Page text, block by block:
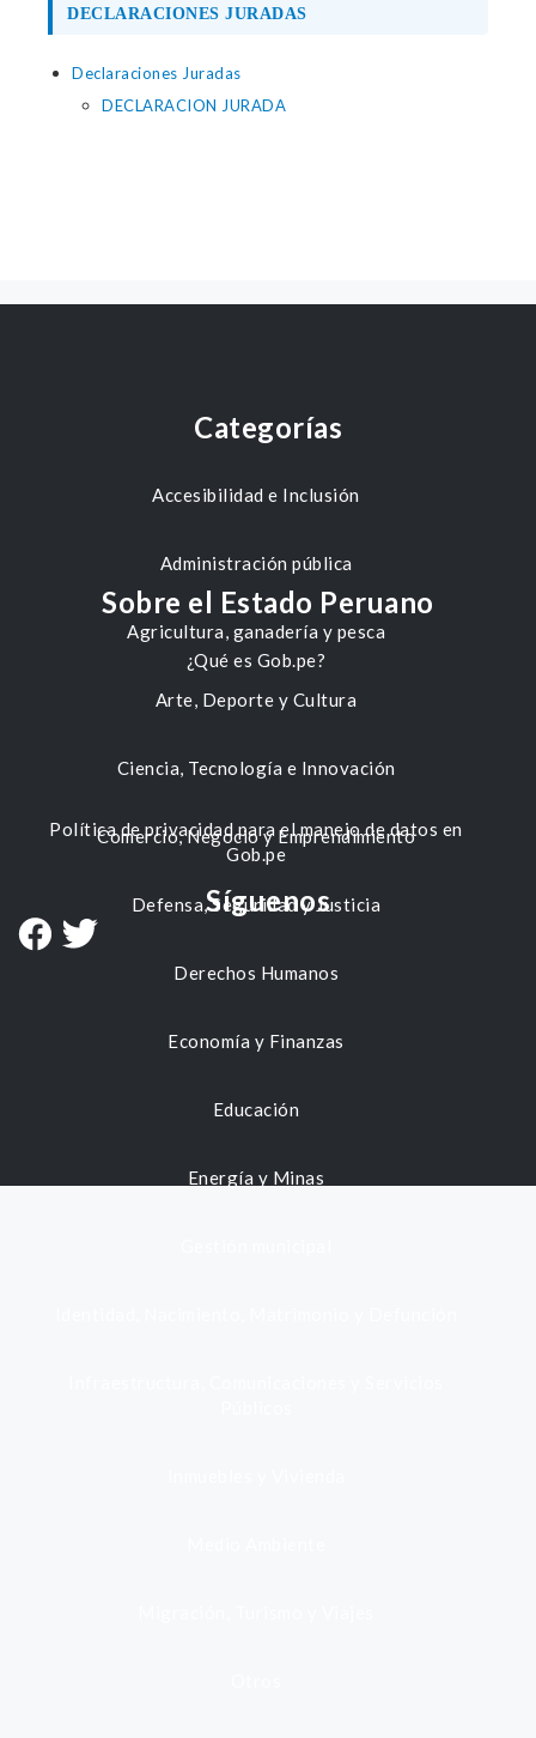
DECLARACIONES JURADAS
Declaraciones Juradas
DECLARACION JURADA
Categorías
Accesibilidad e Inclusión
Administración pública
Agricultura, ganadería y pesca
Arte, Deporte y Cultura
Ciencia, Tecnología e Innovación
Comercio, Negocio y Emprendimiento
Defensa, Seguridad y Justicia
Derechos Humanos
Economía y Finanzas
Educación
Energía y Minas
Sobre el Estado Peruano
¿Qué es Gob.pe?
Política de privacidad para el manejo de datos en
Gob.pe
Síguenos